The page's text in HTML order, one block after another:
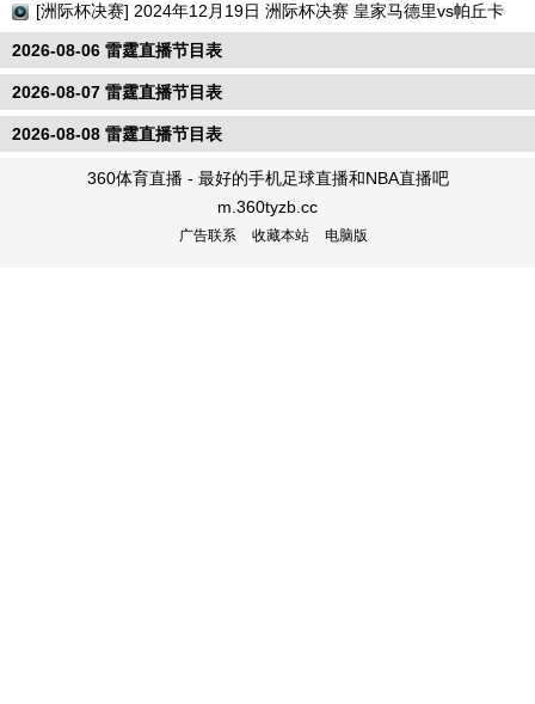
像回放
[洲际杯决赛] 2024年12月19日 洲际杯决赛 皇家马德里vs帕丘卡
全场录像回放
2026-08-06 雷霆直播节目表
2026-08-07 雷霆直播节目表
2026-08-08 雷霆直播节目表
360体育直播 - 最好的手机足球直播和NBA直播吧
m.360tyzb.cc
广告联系 收藏本站 电脑版